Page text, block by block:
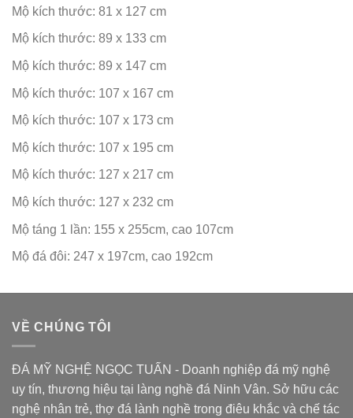
Mộ kích thước: 81 x 127 cm
Mộ kích thước: 89 x 133 cm
Mộ kích thước: 89 x 147 cm
Mộ kích thước: 107 x 167 cm
Mộ kích thước: 107 x 173 cm
Mộ kích thước: 107 x 195 cm
Mộ kích thước: 127 x 217 cm
Mộ kích thước: 127 x 232 cm
Mộ táng 1 lần: 155 x 255cm, cao 107cm
Mộ đá đôi: 247 x 197cm, cao 192cm
VỀ CHÚNG TÔI
ĐÁ MỸ NGHỆ NGỌC TUẤN - Doanh nghiệp đá mỹ nghệ
uy tín, thương hiệu tại làng nghề đá Ninh Vân. Sở hữu các
nghệ nhân trẻ, thợ đá lành nghề trong điêu khắc và chế tác